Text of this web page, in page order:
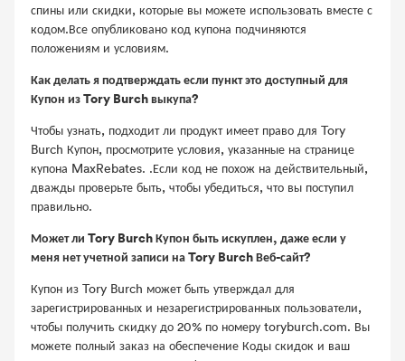
спины или скидки, которые вы можете использовать вместе с
кодом.Все опубликовано код купона подчиняются
положениям и условиям.
Как делать я подтверждать если пункт это доступный для
Купон из Tory Burch выкупа?
Чтобы узнать, подходит ли продукт имеет право для Tory
Burch Купон, просмотрите условия, указанные на странице
купона MaxRebates. .Если код не похож на действительный,
дважды проверьте быть, чтобы убедиться, что вы поступил
правильно.
Может ли Tory Burch Купон быть искуплен, даже если у
меня нет учетной записи на Tory Burch Веб-сайт?
Купон из Tory Burch может быть утверждал для
зарегистрированных и незарегистрированных пользователи,
чтобы получить скидку до 20% по номеру toryburch.com. Вы
можете полный заказ на обеспечение Коды скидок и ваш